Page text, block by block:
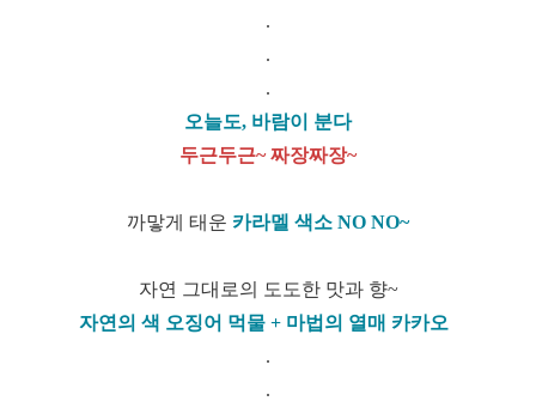
.
.
.
오늘도, 바람이 분다
두근두근~ 짜장짜장~
까맣게 태운 카라멜 색소 NO NO~
자연 그대로의 도도한 맛과 향~
자연의 색 오징어 먹물 + 마법의 열매 카카오
.
.